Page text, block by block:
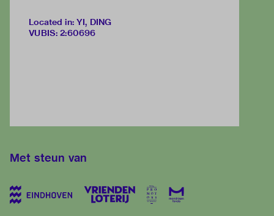
Located in: YI, DING
VUBIS: 2:60696
Met steun van